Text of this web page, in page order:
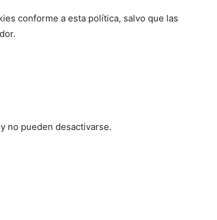
conforme a esta política, salvo que las
no pueden desactivarse.